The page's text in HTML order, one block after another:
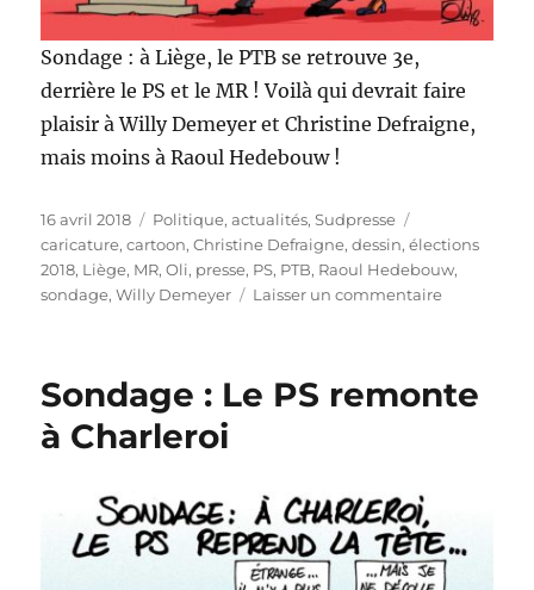
Sondage : à Liège, le PTB se retrouve 3e,
derrière le PS et le MR ! Voilà qui devrait faire
plaisir à Willy Demeyer et Christine Defraigne,
mais moins à Raoul Hedebouw !
Publié
le
16 avril 2018 Catégories
Politique, actualités,Sudpresse
caricature,cartoon,Christine Defraigne,dessin,élections
2018, Liège, MR,Oli, presse, PS, PTB, Raoul Hedebouw,
sondage,Willy Demeyer Laisser un commentairesur
PTB
le
MR
Sondage : Le PS remonte
à Charleroi